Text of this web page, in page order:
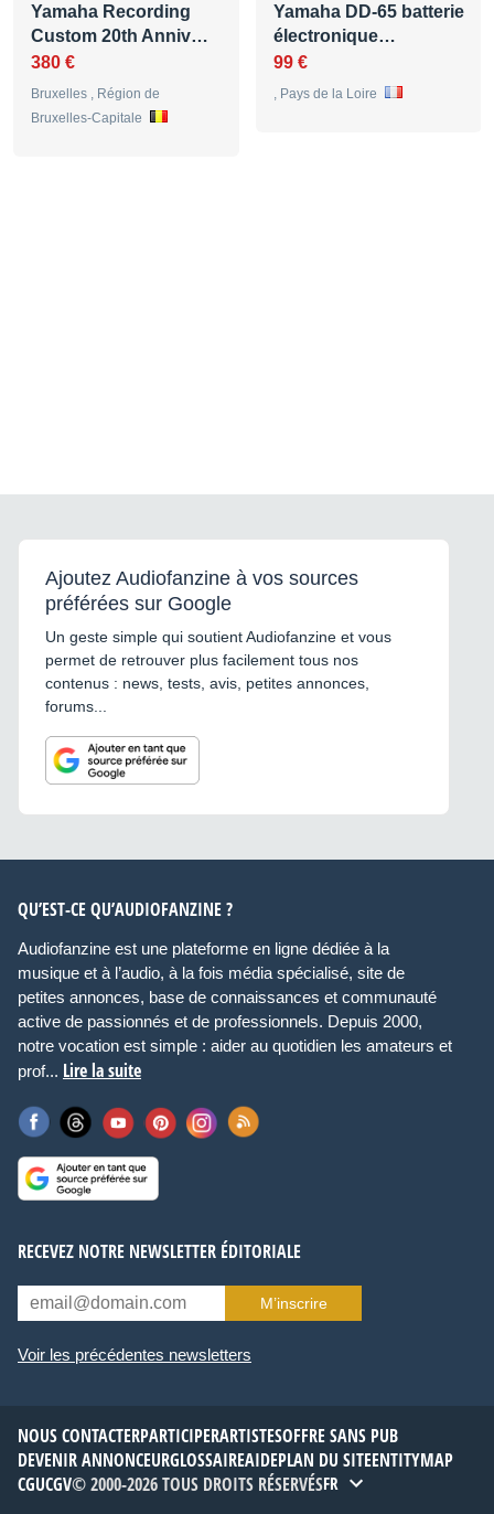
Yamaha Recording
Custom 20th Anniv…
380 €
Bruxelles , Région de
Bruxelles-Capitale
Yamaha DD-65 batterie
électronique…
99 €
, Pays de la Loire
Ajoutez Audiofanzine à vos sources
préférées sur Google
Un geste simple qui soutient Audiofanzine et vous
permet de retrouver plus facilement tous nos
contenus : news, tests, avis, petites annonces,
forums...
QU’EST-CE QU’AUDIOFANZINE ?
Audiofanzine est une plateforme en ligne dédiée à la
musique et à l’audio, à la fois média spécialisé, site de
petites annonces, base de connaissances et communauté
active de passionnés et de professionnels. Depuis 2000,
notre vocation est simple : aider au quotidien les amateurs et
prof... Lire la suite
RECEVEZ NOTRE NEWSLETTER ÉDITORIALE
M’inscrire
Voir les précédentes newsletters
NOUS CONTACTERPARTICIPERARTISTESOFFRE SANS PUB
DEVENIR ANNONCEURGLOSSAIREAIDEPLAN DU SITEENTITYMAP
CGUCGV© 2000-2026 TOUS DROITS RÉSERVÉSFR